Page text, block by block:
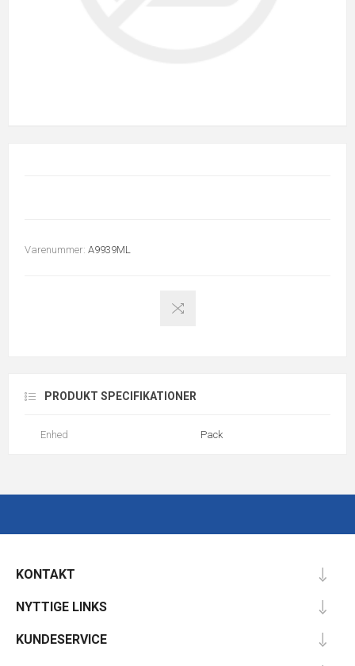
Varenummer: A9939ML
PRODUKT SPECIFIKATIONER
Enhed Pack
KONTAKT
NYTTIGE LINKS
KUNDESERVICE